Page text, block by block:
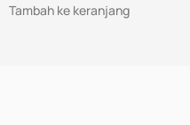
Tambah ke keranjang